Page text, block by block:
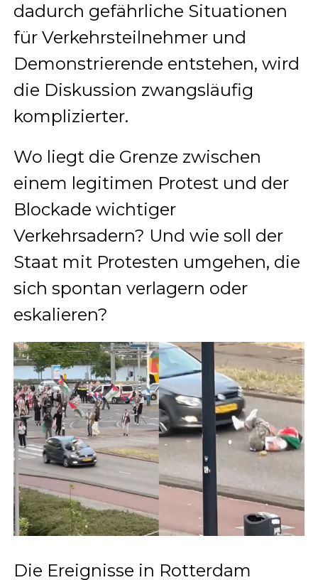
dadurch gefährliche Situationen
für Verkehrsteilnehmer und
Demonstrierende entstehen, wird
die Diskussion zwangsläufig
komplizierter.
Wo liegt die Grenze zwischen
einem legitimen Protest und der
Blockade wichtiger
Verkehrsadern? Und wie soll der
Staat mit Protesten umgehen, die
sich spontan verlagern oder
eskalieren?
Die Ereignisse in Rotterdam